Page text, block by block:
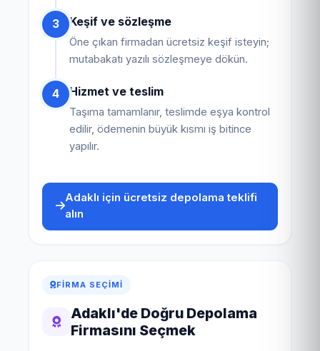
3 Keşif ve sözleşme
Öne çıkan firmadan ücretsiz keşif isteyin;
mutabakatı yazılı sözleşmeye dökün.
4 Hizmet ve teslim
Taşıma tamamlanır, teslimde eşya kontrol
edilir, ödemenin büyük kısmı iş bitince
yapılır.
Adaklı için ücretsiz depolama teklifi
alın
FIRMA SEÇIMI
Adaklı'de Doğru Depolama
Firmasını Seçmek